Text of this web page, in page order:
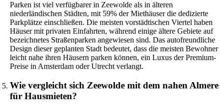
Parken ist viel verfügbarer in Zeewolde als in älteren
niederländischen Städten, mit 59% der Miethäuser die dedizierte
Parkplätze einschließen. Die meisten vorstädtischen Viertel haben
Häuser mit privaten Einfahrten, während einige ältere Gebiete auf
bezeichnetes Straßenparken angewiesen sind. Das autofreundliche
Design dieser geplanten Stadt bedeutet, dass die meisten Bewohner
leicht nahe ihren Häusern parken können, ein Luxus der Premium-
Preise in Amsterdam oder Utrecht verlangt.
Wie vergleicht sich Zeewolde mit dem nahen Almere
für Hausmieten?